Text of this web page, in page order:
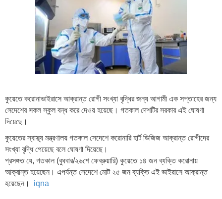
কুয়েতে করোনাভাইরাসে আক্রান্ত রোগী সংখ্যা বৃদ্ধির জন্য আগামী এক সপ্তাহের জন্য
সেদেশের সকল স্কুল বন্ধ করে দেওয় হয়েছে। গতকাল দেশটির সরকার এই ঘোষণা
দিয়েছে।
কুয়েতের স্বাস্থ্য মন্ত্রণালয় গতকাল সেদেশেকরোনারিহার্ট ডিজিজ আক্রান্ত রোগীদের
সংখ্যা বৃদ্ধি পেয়েছে বলে ঘোষণা দিয়েছে।
প্রসঙ্গত যে, গতকাল (বুধবার/২৬শে ফেব্রুয়ারি) কুয়েতে ১৪ জন ব্যক্তি করোনায়
আক্রান্ত হয়েছেন। এপর্যন্ত সেদেশে মোট ২৫ জন ব্যক্তি এই ভাইরাসে আক্রান্ত
হয়েছেন। iqna